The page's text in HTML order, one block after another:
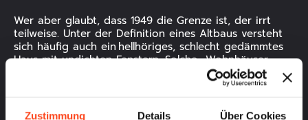
Zustimmung Details Über Cookies
Wer aber glaubt, dass 1949 die Grenze ist, der irrt
teilweise. Unter der Definition eines Altbaus versteht
sich häufig auch ein hellhöriges, schlecht gedämmtes
Haus mit undichten Fenstern. Solche Wohnhäuser
finden sich auch nach 1949. Nach der ersten Definition
wäre dies ein Neubau mit baulichen Merkmalen und
Mängel eines Altbaus. Zusätzlich zu sagen, man lebt in
einem Neubau, obwohl das Haus fünfzig Jahre alt ist,